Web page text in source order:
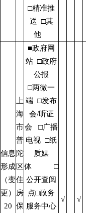
□精准推
送 □其
他
信息
形成
（变
更）
20
上
海
市
普
陀
区
住
房
保
■政府网
站 □政府
公报
□两微一
端 □发布
会/听证
会 □广播
电视 □纸
质媒
体 □
公开查阅
点□政务
服务中心
√ √